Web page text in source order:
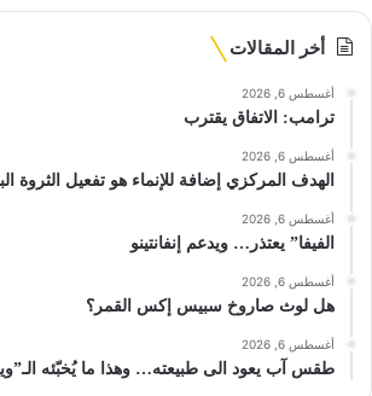
أخر المقالات
أغسطس 6, 2026
ترامب: الاتفاق يقترب
أغسطس 6, 2026
الهدف المركزي إضافة للإنماء هو تفعيل الثروة
أغسطس 6, 2026
الفيفا” يعتذر… ويدعم إنفانتينو
أغسطس 6, 2026
هل لوث صاروخ سبيس إكس القمر؟
أغسطس 6, 2026
طقس آب يعود الى طبيعته… وهذا ما يُخبّئه